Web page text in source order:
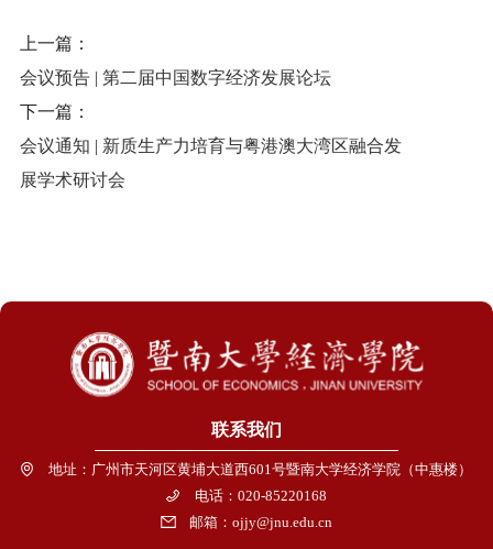
上一篇：
会议预告 | 第二届中国数字经济发展论坛
下一篇：
会议通知 | 新质生产力培育与粤港澳大湾区融合发
展学术研讨会
联系我们
地址：广州市天河区黄埔大道西601号暨南大学经济学院（中惠楼）
电话：020-85220168
邮箱：ojjy@jnu.edu.cn